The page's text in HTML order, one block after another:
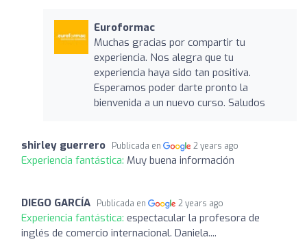
Euroformac
Muchas gracias por compartir tu
experiencia. Nos alegra que tu
experiencia haya sido tan positiva.
Esperamos poder darte pronto la
bienvenida a un nuevo curso. Saludos
shirley guerrero Publicada en 2 years ago
Experiencia fantástica: Muy buena información
DIEGO GARCÍA Publicada en 2 years ago
Experiencia fantástica: espectacular la profesora de
inglés de comercio internacional. Daniela....